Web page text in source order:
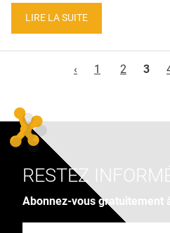
LIRE LA SUITE
‹
1 2 3
RESTEZ
Abonnez-vous gratuitement